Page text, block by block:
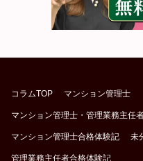
コラムTOP マンション管理士
マンション管理士・管理業務主任
マンション管理士合格体験記 未
管理業務主任者合格体験記